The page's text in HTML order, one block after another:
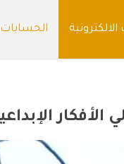
الحسابات